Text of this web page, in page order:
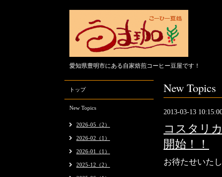
愛知県豊明市にある自家焙煎コーヒー豆屋です！
New Topics
2013-03-13
コスタリ
開始！！
お待たせいた
トップ
New Topics
2026-05（2）
2026-02（1）
2026-01（1）
2025-12（2）